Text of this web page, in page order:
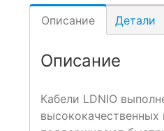
Описание Детали
Описание
Кабели LDNIO
высококачественных